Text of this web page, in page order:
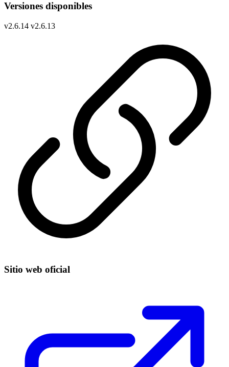
Versiones disponibles
v2.6.14 v2.6.13
Sitio web oficial